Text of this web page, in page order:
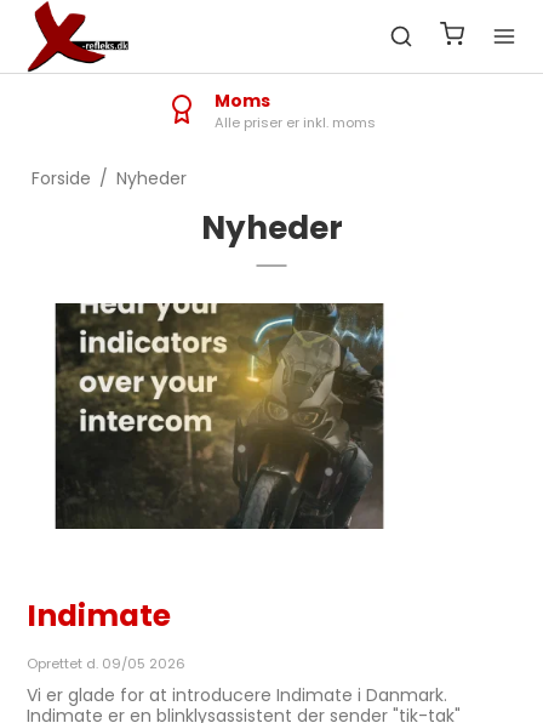
Moms
Alle priser er inkl. moms
Forside / Nyheder
Nyheder
Indimate
Oprettet d. 09/05 2026
Vi er glade for at introducere Indimate i Danmark.
Indimate er en blinklysassistent der sender "tik-tak"